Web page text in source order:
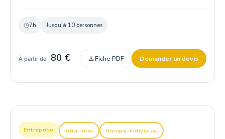
7h Jusqu'à 10 personnes
À partir de 80 € downloadFiche PDF Demander un devis
Entreprise Intra-Inter Groupe-Individuel